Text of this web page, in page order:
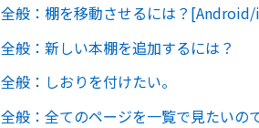
全般：棚を移動させるには？
全般：新しい本棚を追加するには？
全般：しおりを付けたい。
全般：全てのページを一覧で見たいの